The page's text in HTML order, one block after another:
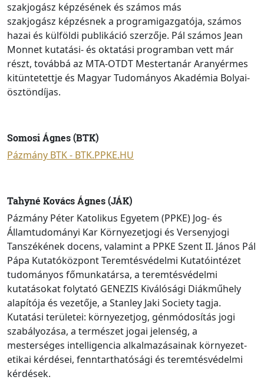
szakjogász képzésének és számos más
szakjogász képzésnek a programigazgatója, számos
hazai és külföldi publikáció szerzője. Pál számos Jean
Monnet kutatási- és oktatási programban vett már
részt, továbbá az MTA-OTDT Mestertanár Aranyérmes
kitüntetettje és Magyar Tudományos Akadémia Bolyai-
ösztöndíjas.
Somosi Ágnes (BTK)
Pázmány BTK - BTK.PPKE.HU
Tahyné Kovács Ágnes (JÁK)
Pázmány Péter Katolikus Egyetem (PPKE) Jog- és
Államtudományi Kar Környezetjogi és Versenyjogi
Tanszékének docens, valamint a PPKE Szent II. János Pál
Pápa Kutatóközpont Teremtésvédelmi Kutatóintézet
tudományos főmunkatársa, a teremtésvédelmi
kutatásokat folytató GENEZIS Kiválósági Diákműhely
alapítója és vezetője, a Stanley Jaki Society tagja.
Kutatási területei: környezetjog, génmódosítás jogi
szabályozása, a természet jogai jelenség, a
mesterséges intelligencia alkalmazásainak környezet-
etikai kérdései, fenntarthatósági és teremtésvédelmi
kérdések.